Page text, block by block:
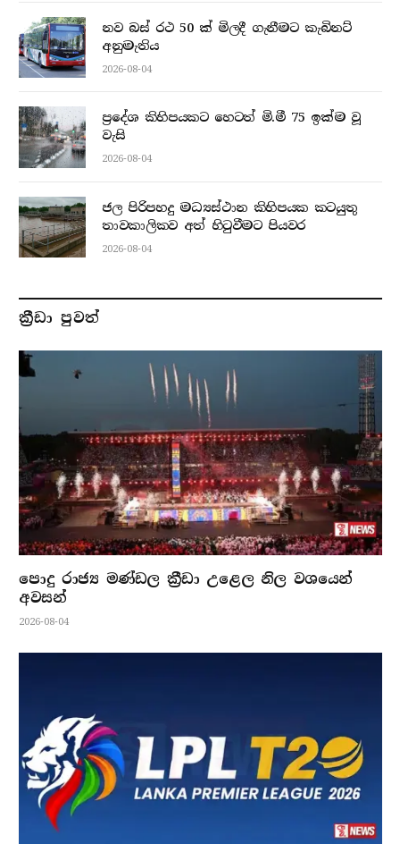
නව බස් රථ 50 ක් මිලදී ගැනීමට කැබිනට්
අනුමැතිය
2026-08-04
ප්‍රදේශ කිහිපයකට හෙටත් මි.මී 75 ඉක්ම වූ
වැසි
2026-08-04
ජල පිරිපහදු මධ්‍යස්ථාන කිහිපයක කටයුතු
තාවකාලිකව අත් හිටුවීමට පියවර
2026-08-04
ක්‍රීඩා පුවත්
පොදු රාජ්‍ය මණ්ඩල ක්‍රීඩා උළෙල නිල වශයෙන්
අවසන්
2026-08-04